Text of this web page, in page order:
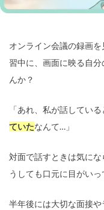
オンライン会議の録画
習中に、画面に映る自
んか？
「あれ、私が話している
ていたなんて…」
対面で話すときは気に
うしても口元に目がいっ
半年後には大切な面接